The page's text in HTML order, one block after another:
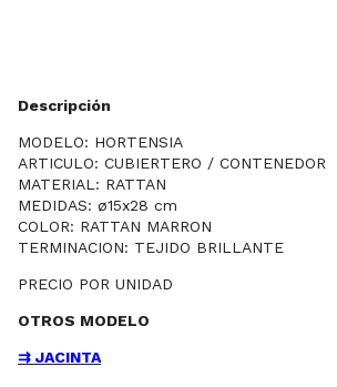
Descripción
MODELO: HORTENSIA
ARTICULO: CUBIERTERO / CONTENEDOR
MATERIAL: RATTAN
MEDIDAS: ø15x28 cm
COLOR: RATTAN MARRON
TERMINACION: TEJIDO BRILLANTE
PRECIO POR UNIDAD
OTROS MODELO
⇉ JACINTA